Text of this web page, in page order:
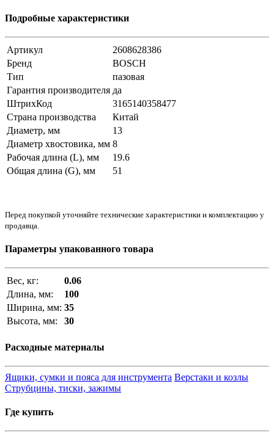
Подробные характеристики
Артикул
2608628386
Бренд
BOSCH
Тип
пазовая
Гарантия производителя да
ШтрихКод
3165140358477
Страна производства
Китай
Диаметр, мм
13
Диаметр хвостовика, мм 8
Рабочая длина (L), мм
19.6
Общая длина (G), мм
51
Перед покупкой уточняйте технические характеристики и комплектацию у
продавца.
Параметры упакованного товара
Вес, кг:
0.06
Длина, мм:
100
Ширина, мм: 35
Высота, мм:
30
Расходные материалы
Ящики, сумки и пояса для инструмента Верстаки и козлы
Струбцины, тиски, зажимы
Где купить